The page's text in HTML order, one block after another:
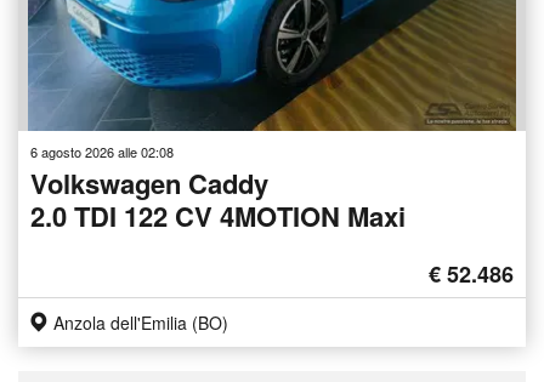
6 agosto 2026 alle 02:08
Volkswagen Caddy
2.0 TDI 122 CV 4MOTION Maxi
€ 52.486
Anzola dell'Emilia (BO)